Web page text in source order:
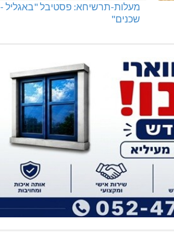
מעלות-תרשיחא: פסטיבל "באגליל -
שכנים"